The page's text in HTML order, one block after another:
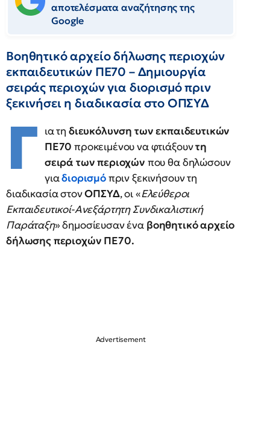
αποτελέσματα αναζήτησης της
Google
Βοηθητικό αρχείο δήλωσης περιοχών
εκπαιδευτικών ΠΕ70 – Δημιουργία
σειράς περιοχών για διορισμό πριν
ξεκινήσει η διαδικασία στο ΟΠΣΥΔ
Γ ια τη διευκόλυνση των εκπαιδευτικών
ΠΕ70 προκειμένου να φτιάξουντη
σειρά των περιοχών που θα δηλώσουν
γιαδιορισμόπριν ξεκινήσουν τη
διαδικασία στονΟΠΣΥΔ, οι «Ελεύθεροι
Εκπαιδευτικοί-Ανεξάρτητη Συνδικαλιστική
Παράταξη» δημοσίευσαν ένα βοηθητικό αρχείο
δήλωσης περιοχών ΠΕ70.